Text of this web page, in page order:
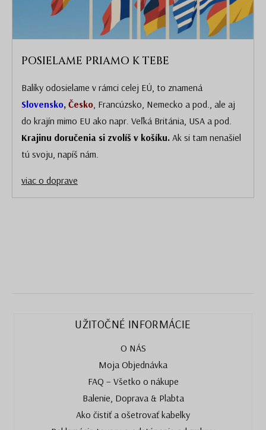
POSIELAME PRIAMO K TEBE
Balíky odosielame v rámci celej EÚ, to znamená
Slovensko, Česko , Francúzsko, Nemecko a pod., ale aj
do krajín mimo EU ako napr. Veľká Británia, USA a pod.
Krajinu doručenia si zvolíš v košíku. Ak si tam nenašiel
tú svoju, napíš nám.
viac o doprave
UŽITOČNÉ INFORMÁCIE
O NÁS
Moja Objednávka
FAQ – Všetko o nákupe
Balenie, Doprava & Plabta
Ako čistiť a ošetrovať kabelky